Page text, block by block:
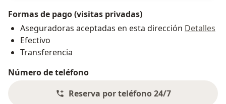
Formas de pago (visitas privadas)
Aseguradoras aceptadas en esta dirección Detalles
Efectivo
Transferencia
Número de teléfono
Reserva por teléfono 24/7